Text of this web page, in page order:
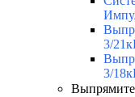
3/
3/